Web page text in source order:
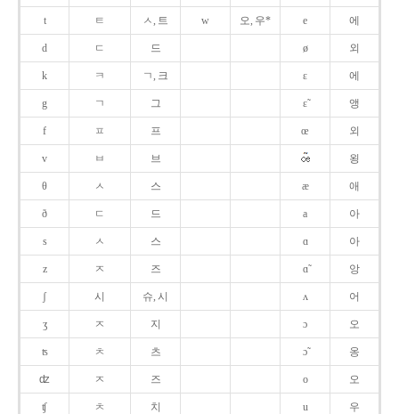
t ㅌ ㅅ, 트 w 오, 우* e 에
d ㄷ 드 ø 외
k ㅋ ㄱ, 크 ɛ 에
g ㄱ 그 ɛ̃ 앵
f ㅍ 프 œ 외
v ㅂ 브 욍
θ ㅅ 스 æ 애
ð ㄷ 드 a 아
s ㅅ 스 ɑ 아
z ㅈ 즈 ɑ̃ 앙
ʃ 시 슈, 시 ʌ 어
ʒ ㅈ 지 ɔ 오
ʦ ㅊ 츠 ɔ̃ 옹
ʣ ㅈ 즈 o 오
ʧ ㅊ 치 u 우